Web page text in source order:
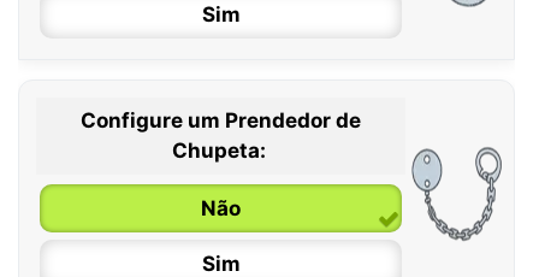
Sim
0 / 6 meses
6 / 36 meses
Configure um Prendedor de
Chupeta:
Não
Sim